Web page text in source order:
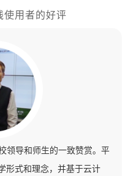
使用者的好评
领导和师生的一致赞赏。平
形式和理念，并基于云计